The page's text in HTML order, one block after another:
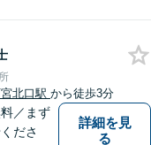
北口駅 から徒歩3分
／まず
ださ
詳細を見
る